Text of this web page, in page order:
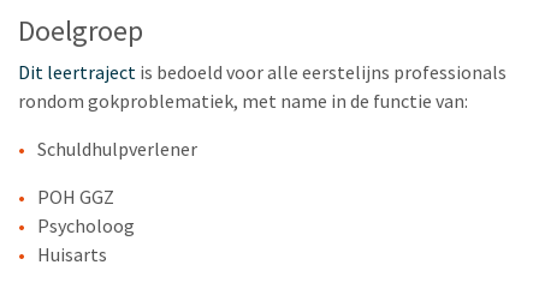
Doelgroep
Dit leertraject is bedoeld voor alle eerstelijns professionals
rondom gokproblematiek, met name in de functie van:
Schuldhulpverlener
POH GGZ
Psycholoog
Huisarts